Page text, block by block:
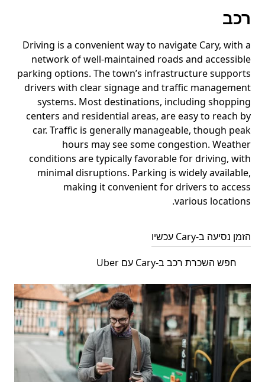
רכב
Driving is a convenient way to navigate Cary, with a
network of well-maintained roads and accessible
parking options. The town’s infrastructure supports
drivers with clear signage and traffic management
systems. Most destinations, including shopping
centers and residential areas, are easy to reach by
car. Traffic is generally manageable, though peak
hours may see some congestion. Weather
conditions are typically favorable for driving, with
minimal disruptions. Parking is widely available,
making it convenient for drivers to access
various locations.
הזמן נסיעה ב-Cary עכשיו
חפש השכרת רכב ב-Cary עם Uber